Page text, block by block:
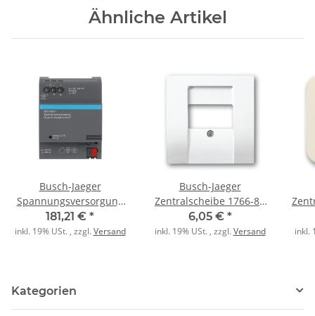
Ähnliche Artikel
Busch-Jaeger
Spannungsversorgung
6201/640.1 640mA
181,21 € *
inkl. 19% USt. , zzgl.Versand
Busch-Jaeger
Zentralscheibe 1766-84
studioweiß
6,05 € *
inkl. 19% USt. , zzgl.Versand inkl.
Kategorien